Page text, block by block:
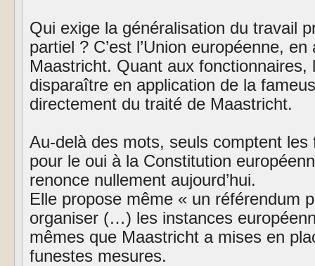
Qui exige la généralisation du travail
partiel ? C’est l’Union européenne,
Maastricht. Quant aux
disparaître en application de la
directement du traité de Maastricht.
Au-delà des mots, seuls comptent
pour le oui à la Constitution
renonce nullement aujourd’hui.
Elle propose même « un référendum
organiser (…) les instances
mêmes que Maastricht a mises en
funestes mesures.